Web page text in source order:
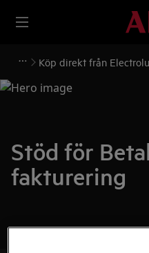
Köp direkt från
Stöd för
fakturering